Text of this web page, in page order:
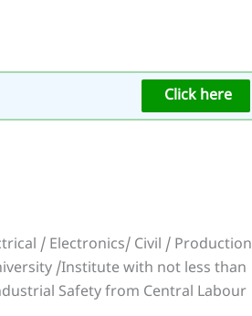
Click here
/ Electronics/ Civil / Production
/Institute with not less than
Safety from Central Labour